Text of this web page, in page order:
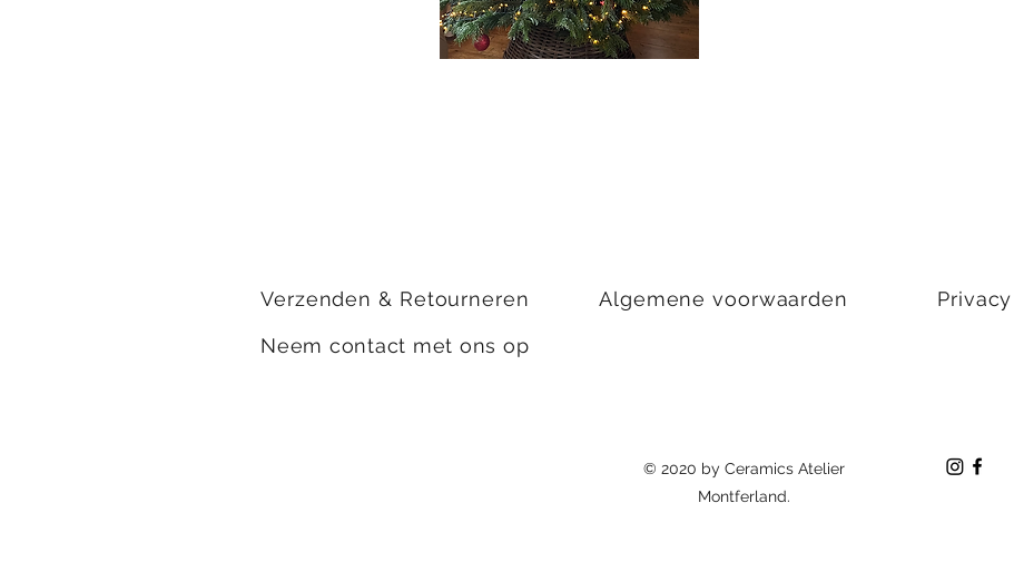
Verzenden & Retourneren
Neem contact met ons op
Algemene voorwaarden
© 2020 by Ceramics Atelier
Montferland.